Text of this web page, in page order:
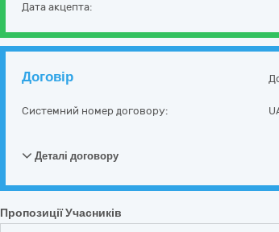
Дата акцепта:
Договір
Системний номер договору:
Деталі договору
Пропозиції Учасників